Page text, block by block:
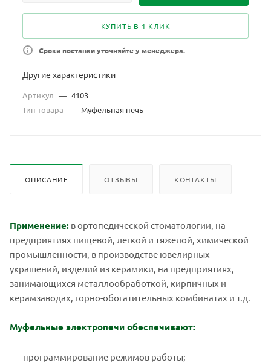
КУПИТЬ В 1 КЛИК
Сроки поставки уточняйте у менеджера.
Другие характеристики
Артикул — 4103
Тип товара — Муфельная печь
ОПИСАНИЕ ОТЗЫВЫ КОНТАКТЫ
Применение: в ортопедической стоматологии, на
предприятиях пищевой, легкой и тяжелой, химической
промышленности, в производстве ювелирных
украшений, изделий из керамики, на предприятиях,
занимающихся металлообработкой, кирпичных и
керамзаводах, горно-обогатительных комбинатах и т.д.
Муфельные электропечи обеспечивают:
программирование режимов работы;